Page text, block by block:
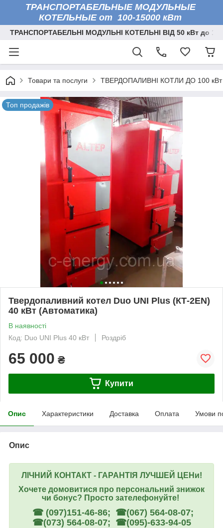
ТРАНСПОРТАБЕЛЬНЫЕ МОДУЛЬНЫЕ
КОТЕЛЬНЫЕ от 100-15000 кВт
ТРАНСПОРТАБЕЛЬНІ МОДУЛЬНІ КОТЕЛЬНІ ВІД 50 кВт до
Товари та послуги ТВЕРДОПАЛИВНІ КОТЛИ ДО 100 кВт
Топ продажів
Твердопаливний котел Duo UNI Plus (КТ-2ЕN)
40 кВт (Автоматика)
В наявності
Код: Duo UNI Plus 40 кВт
Роздріб
65 000 ₴
Купити
Опис Характеристики Доставка Оплата Умови
Опис
ЛІЧНИЙ КОНТАКТ - ГАРАНТІЯ ЛУЧШЕЙ ЦЕНи!
Хочете домовитися про персональний знижок
чи бонус? Просто зателефонуйте!
☎ (097)151-46-86; ☎(067) 564-08-07;
☎(073) 564-08-07; ☎(095)-633-94-05